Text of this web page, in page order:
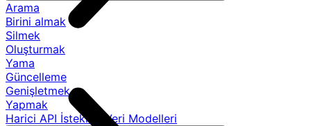
Arama
Birini almak
Silmek
Oluşturmak
Yama
Güncelleme
Genişletmek
Yapmak
Harici API İstekleri Veri Modelleri